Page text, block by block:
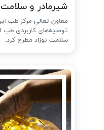
شیرمادر و سلامت
معاون تعالی مرکز طب
توصیه‌های کاربردی طب
سلامت نوزاد مطرح کرد.